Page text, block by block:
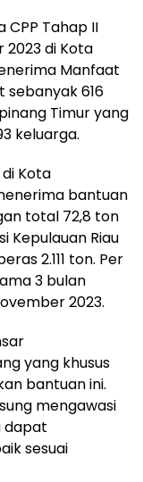
Tahap II
di Kota
Manfaat
sebanyak 616
Timur yang
keluarga.
Kota
bantuan
total 72,8 ton
Kepulauan Riau
2.111 ton. Per
3 bulan
2023.
yang khusus
bantuan ini.
mengawasi
dapat
sesuai